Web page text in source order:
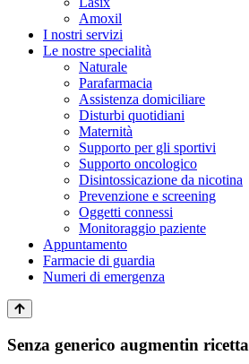
Amoxil
I nostri servizi
Le nostre specialità
Naturale
Parafarmacia
Assistenza domiciliare
Disturbi quotidiani
Maternità
Supporto per gli sportivi
Supporto oncologico
Disintossicazione da nicotina
Prevenzione e screening
Oggetti connessi
Monitoraggio paziente
Appuntamento
Farmacie di guardia
Numeri di emergenza
Senza generico augmentin ricetta